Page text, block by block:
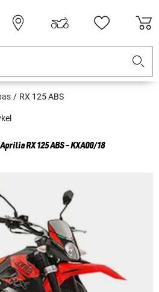
RX 125 ABS
ApriliaRX 125 ABS - KXA00/18